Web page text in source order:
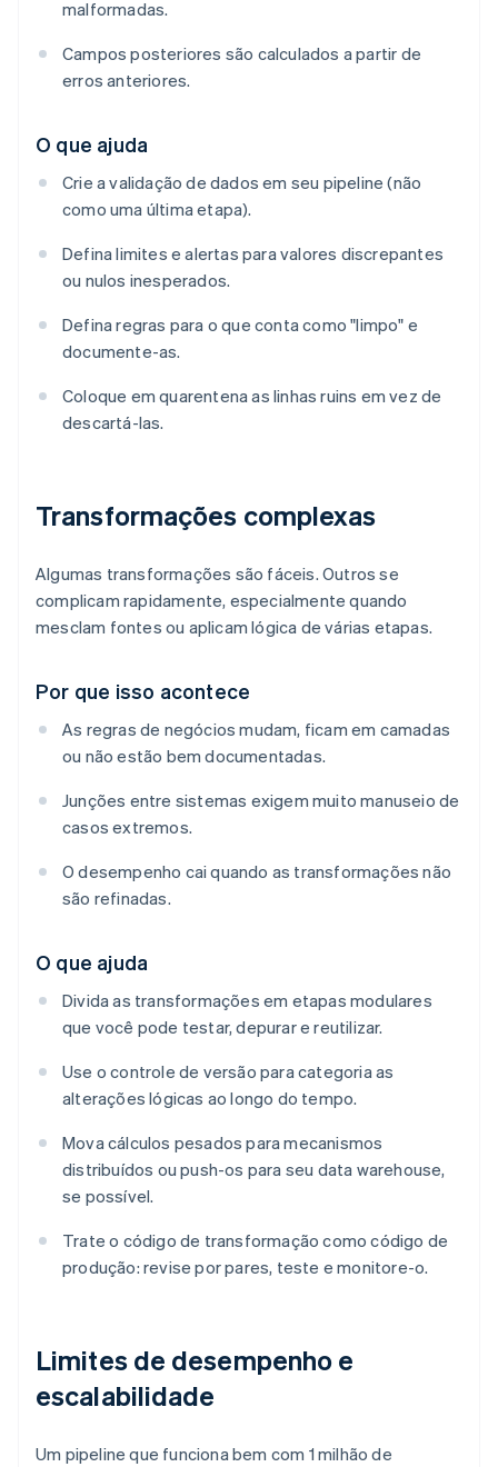
malformadas.
Campos posteriores são calculados a partir de
erros anteriores.
O que ajuda
Crie a validação de dados em seu pipeline (não
como uma última etapa).
Defina limites e alertas para valores discrepantes
ou nulos inesperados.
Defina regras para o que conta como "limpo" e
documente-as.
Coloque em quarentena as linhas ruins em vez de
descartá-las.
Transformações complexas
Algumas transformações são fáceis. Outros se
complicam rapidamente, especialmente quando
mesclam fontes ou aplicam lógica de várias etapas.
Por que isso acontece
As regras de negócios mudam, ficam em camadas
ou não estão bem documentadas.
Junções entre sistemas exigem muito manuseio de
casos extremos.
O desempenho cai quando as transformações não
são refinadas.
O que ajuda
Divida as transformações em etapas modulares
que você pode testar, depurar e reutilizar.
Use o controle de versão para categoria as
alterações lógicas ao longo do tempo.
Mova cálculos pesados para mecanismos
distribuídos ou push-os para seu data warehouse,
se possível.
Trate o código de transformação como código de
produção: revise por pares, teste e monitore-o.
Limites de desempenho e
escalabilidade
Um pipeline que funciona bem com 1 milhão de